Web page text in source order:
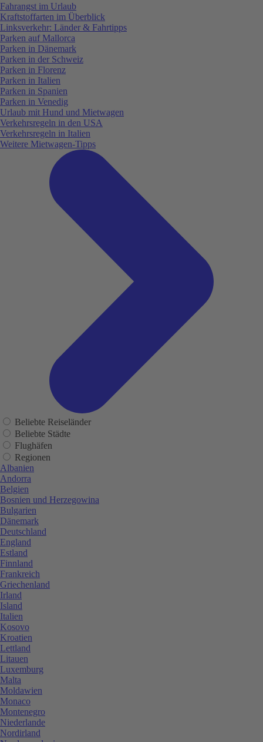
Fahrangst im Urlaub
Kraftstoffarten im Überblick
Linksverkehr: Länder & Fahrtipps
Parken auf Mallorca
Parken in Dänemark
Parken in der Schweiz
Parken in Florenz
Parken in Italien
Parken in Spanien
Parken in Venedig
Urlaub mit Hund und Mietwagen
Verkehrsregeln in den USA
Verkehrsregeln in Italien
Weitere Mietwagen-Tipps
Beliebte Reiseländer
Beliebte Städte
Flughäfen
Regionen
Albanien
Andorra
Belgien
Bosnien und Herzegowina
Bulgarien
Dänemark
Deutschland
England
Estland
Finnland
Frankreich
Griechenland
Irland
Island
Italien
Kosovo
Kroatien
Lettland
Litauen
Luxemburg
Malta
Moldawien
Monaco
Montenegro
Niederlande
Nordirland